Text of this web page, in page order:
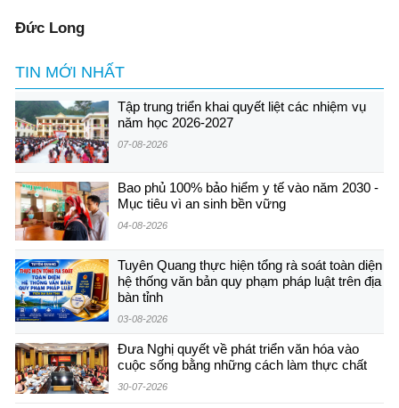
Đức Long
TIN MỚI NHẤT
Tập trung triển khai quyết liệt các nhiệm vụ
năm học 2026-2027
07-08-2026
Bao phủ 100% bảo hiểm y tế vào năm 2030 -
Mục tiêu vì an sinh bền vững
04-08-2026
Tuyên Quang thực hiện tổng rà soát toàn diện
hệ thống văn bản quy phạm pháp luật trên địa
bàn tỉnh
03-08-2026
Đưa Nghị quyết về phát triển văn hóa vào
cuộc sống bằng những cách làm thực chất
30-07-2026